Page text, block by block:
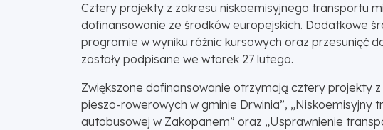
Cztery projekty z zakresu niskoemisyjnego transportu
dofinansowanie ze środków europejskich. Dodatkowe
programie w wyniku różnic kursowych oraz przesunięć
zostały podpisane we wtorek 27 lutego.
Zwiększone dofinansowanie otrzymają cztery projekty
pieszo-rowerowych w gminie Drwinia”, „Niskoemisyjny
autobusowej w Zakopanem” oraz „Usprawnienie